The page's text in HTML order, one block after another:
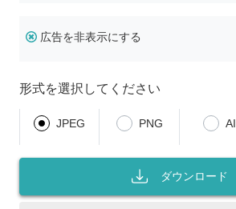
広告を非表示にする
形式を選択してください
JPEG PNG AI
ダウンロード